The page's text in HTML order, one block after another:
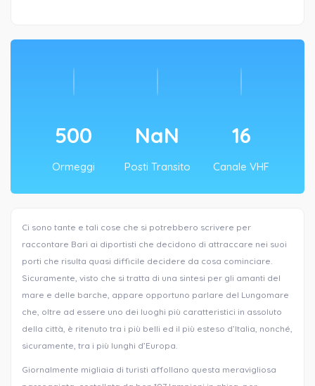
500
Ormeggi
NaN
Posti Transito
16
Canale VHF
Ci sono tante e tali cose che si potrebbero scrivere per
raccontare Bari ai diportisti che decidono di attraccare nei suoi
porti che risulta quasi difficile decidere da cosa cominciare.
Sicuramente, visto che si tratta di una sintesi per gli amanti del
mare e delle barche, appare opportuno parlare del Lungomare
che, oltre ad essere uno dei luoghi più caratteristici in assoluto
della città, è ritenuto tra i più belli ed il più esteso d’Italia, nonché,
sicuramente, tra i più lunghi d’Europa.
Giornalmente migliaia di turisti affollano questa meravigliosa